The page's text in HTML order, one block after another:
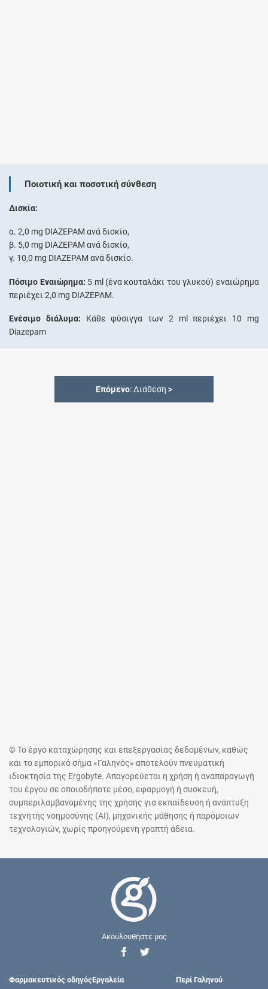
Ποιοτική και ποσοτική σύνθεση
Δισκία:
α. 2,0 mg DIAZEPAM ανά δισκίο,
β. 5,0 mg DIAZEPAM ανά δισκίο,
γ. 10,0 mg DIAZEPAM ανά δισκίο.
Πόσιμο Εναιώρημα: 5 ml (ένα κουταλάκι του γλυκού) εναιώρημα
περιέχει 2,0 mg DIAZEPAM.
Ενέσιμο διάλυμα: Κάθε φύσιγγα των 2 ml περιέχει 10 mg
Diazepam
Επόμενο: Διάθεση >
© Το έργο καταχώρησης και επεξεργασίας δεδομένων, καθώς
και το εμπορικό σήμα «Γαληνός» αποτελούν πνευματική
ιδιοκτησία της Ergobyte. Απαγορεύεται η χρήση ή αναπαραγωγή
του έργου σε οποιοδήποτε μέσο, εφαρμογή ή συσκευή,
συμπεριλαμβανομένης της χρήσης για εκπαίδευση ή ανάπτυξη
τεχνητής νοημοσύνης (AI), μηχανικής μάθησης ή παρόμοιων
τεχνολογιών, χωρίς προηγούμενη γραπτή άδεια.
Ακουλουθήστε μας
Φαρμακευτικός οδηγόςΕργαλεία Περί Γαληνού